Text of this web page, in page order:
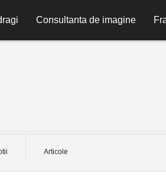
Consultanta de imagine
Articole